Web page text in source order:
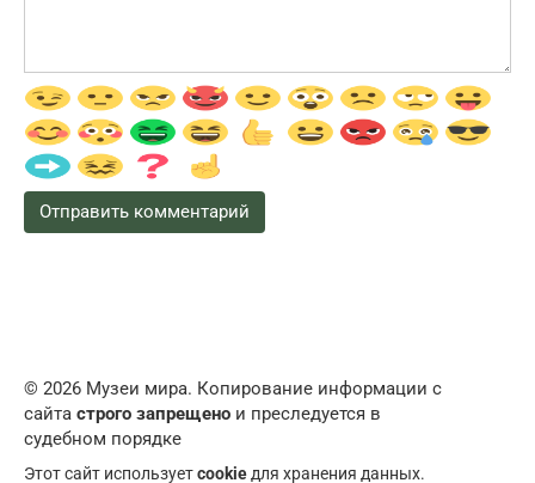
© 2026 Музеи мира. Копирование информации с
сайта строго запрещено и преследуется в
судебном порядке
Этот сайт используетcookieдля хранения данных.